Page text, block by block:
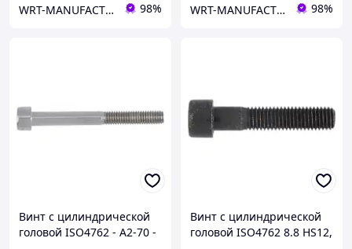
WRT-MANUFACTURING 98% WRT-MANUFACTURING 98%
Винт с цилиндрической
головой ISO4762 - A2-70 -
Винт с цилиндрической
головой ISO4762 8.8 HS12,